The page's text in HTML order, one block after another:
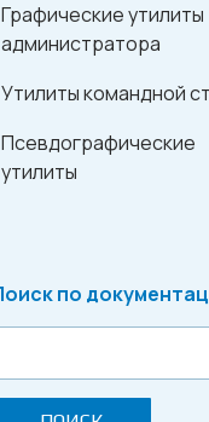
Графические утилиты
администратора
Утилиты командной
Псевдографические
утилиты
по